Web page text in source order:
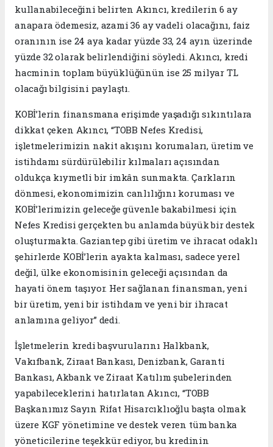
kullanabileceğini belirten Akıncı, kredilerin 6 ay
anapara ödemesiz, azami 36 ay vadeli olacağını, faiz
oranının ise 24 aya kadar yüzde 33, 24 ayın üzerinde
yüzde 32 olarak belirlendiğini söyledi. Akıncı, kredi
hacminin toplam büyüklüğünün ise 25 milyar TL
olacağı bilgisini paylaştı.
KOBİ’lerin finansmana erişimde yaşadığı sıkıntılara
dikkat çeken Akıncı, “TOBB Nefes Kredisi,
işletmelerimizin nakit akışını korumaları, üretim ve
istihdamı sürdürülebilir kılmaları açısından
oldukça kıymetli bir imkân sunmakta. Çarkların
dönmesi, ekonomimizin canlılığını koruması ve
KOBİ’lerimizin geleceğe güvenle bakabilmesi için
Nefes Kredisi gerçekten bu anlamda büyük bir destek
oluşturmakta. Gaziantep gibi üretim ve ihracat odaklı
şehirlerde KOBİ’lerin ayakta kalması, sadece yerel
değil, ülke ekonomisinin geleceği açısından da
hayati önem taşıyor. Her sağlanan finansman, yeni
bir üretim, yeni bir istihdam ve yeni bir ihracat
anlamına geliyor” dedi.
İşletmelerin kredi başvurularını Halkbank,
Vakıfbank, Ziraat Bankası, Denizbank, Garanti
Bankası, Akbank ve Ziraat Katılım şubelerinden
yapabileceklerini hatırlatan Akıncı, “TOBB
Başkanımız Sayın Rifat Hisarcıklıoğlu başta olmak
üzere KGF yönetimine ve destek veren tüm banka
yöneticilerine teşekkür ediyor, bu kredinin